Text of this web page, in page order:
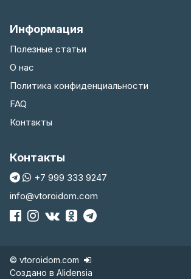
Информация
Полезные статьи
О нас
Политика конфиденциальности
FAQ
Контакты
Контакты
+7 999 333 9247
info@vtoroidom.com
© vtoroidom.com
Создано в Alidensia